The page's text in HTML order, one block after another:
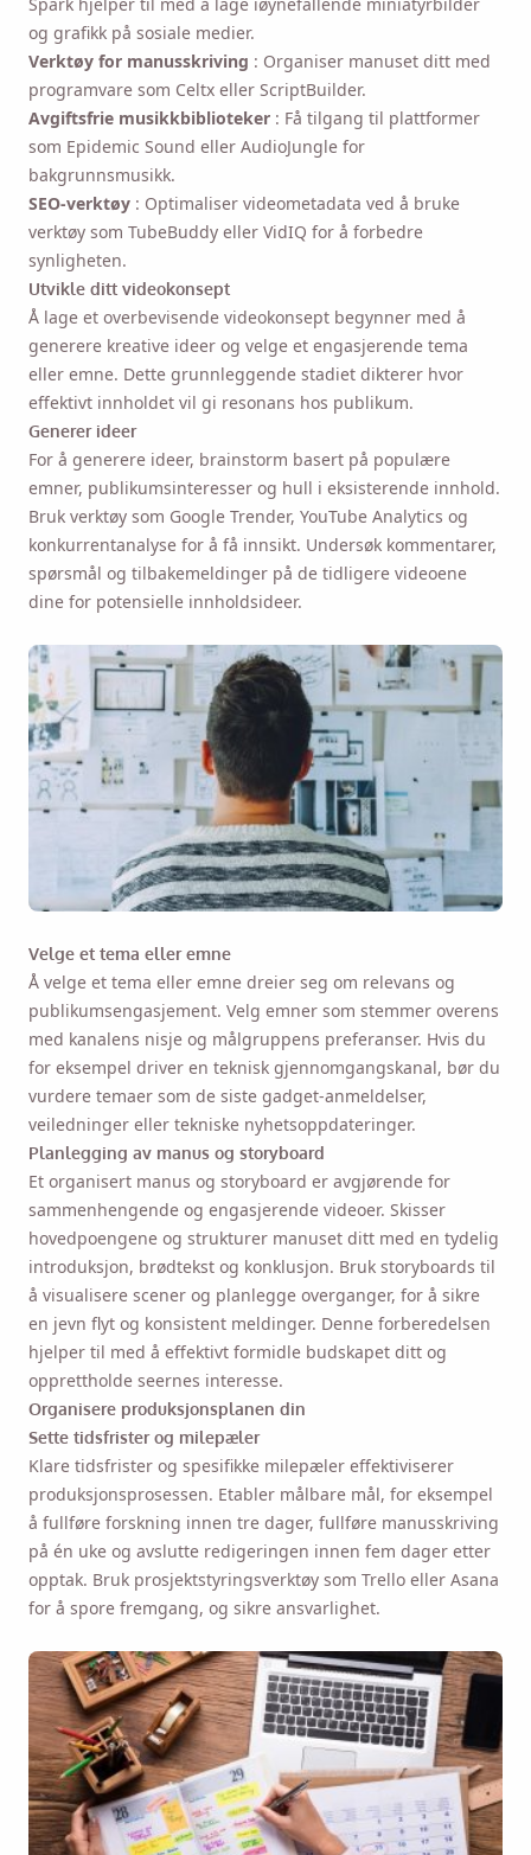
og grafikk på sosiale medier.
Verktøy for manusskriving : Organiser manuset ditt med
programvare som Celtx eller ScriptBuilder.
Avgiftsfrie musikkbiblioteker : Få tilgang til plattformer
som Epidemic Sound eller AudioJungle for
bakgrunnsmusikk.
SEO-verktøy : Optimaliser videometadata ved å bruke
verktøy som TubeBuddy eller VidIQ for å forbedre
synligheten.
Utvikle ditt videokonsept
Å lage et overbevisende videokonsept begynner med å
generere kreative ideer og velge et engasjerende tema
eller emne. Dette grunnleggende stadiet dikterer hvor
effektivt innholdet vil gi resonans hos publikum.
Generer ideer
For å generere ideer, brainstorm basert på populære
emner, publikumsinteresser og hull i eksisterende innhold.
Bruk verktøy som Google Trender, YouTube Analytics og
konkurrentanalyse for å få innsikt. Undersøk kommentarer,
spørsmål og tilbakemeldinger på de tidligere videoene
dine for potensielle innholdsideer.
Velge et tema eller emne
Å velge et tema eller emne dreier seg om relevans og
publikumsengasjement. Velg emner som stemmer overens
med kanalens nisje og målgruppens preferanser. Hvis du
for eksempel driver en teknisk gjennomgangskanal, bør du
vurdere temaer som de siste gadget-anmeldelser,
veiledninger eller tekniske nyhetsoppdateringer.
Planlegging av manus og storyboard
Et organisert manus og storyboard er avgjørende for
sammenhengende og engasjerende videoer. Skisser
hovedpoengene og strukturer manuset ditt med en tydelig
introduksjon, brødtekst og konklusjon. Bruk storyboards til
å visualisere scener og planlegge overganger, for å sikre
en jevn flyt og konsistent meldinger. Denne forberedelsen
hjelper til med å effektivt formidle budskapet ditt og
opprettholde seernes interesse.
Organisere produksjonsplanen din
Sette tidsfrister og milepæler
Klare tidsfrister og spesifikke milepæler effektiviserer
produksjonsprosessen. Etabler målbare mål, for eksempel
å fullføre forskning innen tre dager, fullføre manusskriving
på én uke og avslutte redigeringen innen fem dager etter
opptak. Bruk prosjektstyringsverktøy som Trello eller Asana
for å spore fremgang, og sikre ansvarlighet.